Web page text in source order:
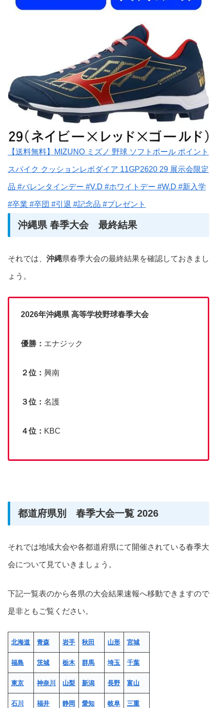
【送料無料】MIZUNO ミズノ 野球 ソフトボール ポイント
スパイク クッションレボダイア 11GP2620 29 展示会限定
品 #バレンタインデー #V.D #ホワイトデー #W.D #新入学
#卒業 #卒団 #引退 #記念品 #プレゼント
沖縄県 春季大会 最終結果
それでは、 沖縄県春季大会の最終結果を確認しておきまし
ょう。
2026年沖縄県 高等学校野球春季大会
優勝： エナジック
２位： 興南
３位： 名護
４位： KBC
都道府県別 春季大会一覧 2026
それでは地域大会や各都道府県にて開催されている春季大
会について見ていきましょう。
下記一覧表のから各県の大会結果速報へ移動できますので
是非ともご覧ください。
北海道 青森 岩手 秋田 山形 宮城
福島 茨城 栃木 群馬 埼玉 千葉
東京 神奈川 山梨 新潟 長野 富山
石川 福井 静岡 愛知 岐阜 三重